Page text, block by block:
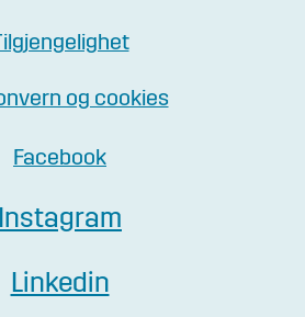
og cookies
Facebook
Instagram
Linkedin